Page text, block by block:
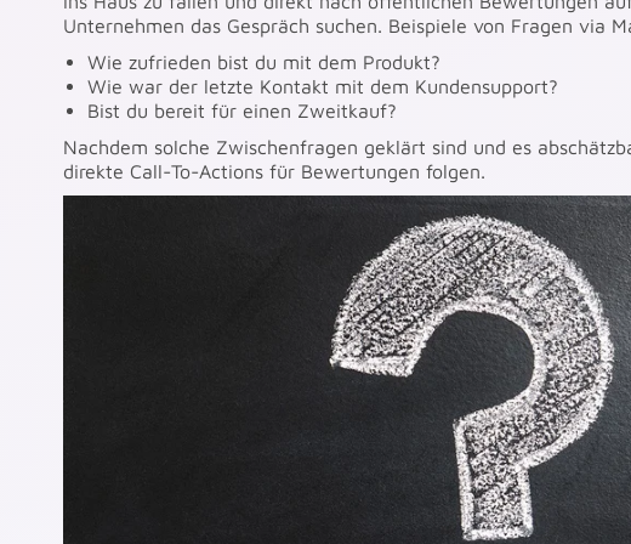
Unternehmen das Gespräch suchen. Beispiele von Fragen via
Wie zufrieden bist du mit dem Produkt?
Wie war der letzte Kontakt mit dem Kundensupport?
Bist du bereit für einen Zweitkauf?
Nachdem solche Zwischenfragen geklärt sind und es
direkte Call-To-Actions für Bewertungen folgen.